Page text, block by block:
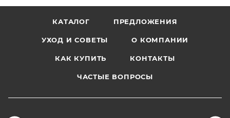
КАТАЛОГ ПРЕДЛОЖЕНИЯ
УХОД И СОВЕТЫ О КОМПАНИИ
КАК КУПИТЬ КОНТАКТЫ
ЧАСТЫЕ ВОПРОСЫ